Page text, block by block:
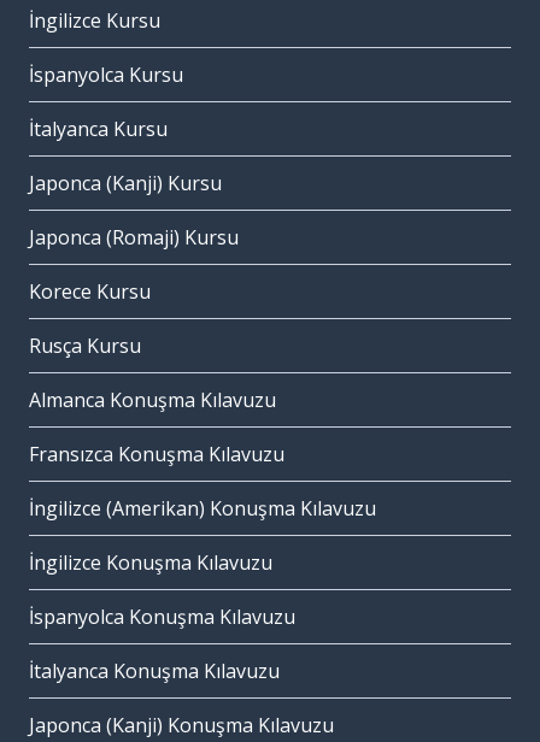
İngilizce Kursu
İspanyolca Kursu
İtalyanca Kursu
Japonca (Kanji) Kursu
Japonca (Romaji) Kursu
Korece Kursu
Rusça Kursu
Almanca Konuşma Kılavuzu
Fransızca Konuşma Kılavuzu
İngilizce (Amerikan) Konuşma Kılavuzu
İngilizce Konuşma Kılavuzu
İspanyolca Konuşma Kılavuzu
İtalyanca Konuşma Kılavuzu
Japonca (Kanji) Konuşma Kılavuzu